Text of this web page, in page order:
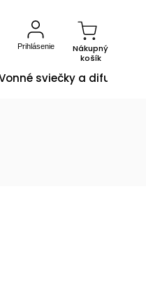
Nákupný
košík
Prihlásenie
sviečky a difuzéry